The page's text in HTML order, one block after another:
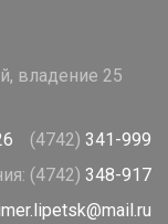
владение 25
(4742) 341-999
(4742) 348-917